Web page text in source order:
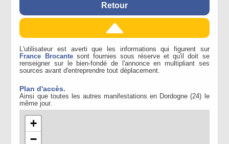
Retour
L'utilisateur est averti que les informations qui figurent sur
France Brocantesont fournies sous réserve et qu'il doit se
renseigner sur le bien-fondé de l'annonce en multipliant ses
sources avant d'entreprendre tout déplacement.
Plan d'accès.
Ainsi que toutes les autres manifestations en Dordogne (24) le
même jour.
+
−